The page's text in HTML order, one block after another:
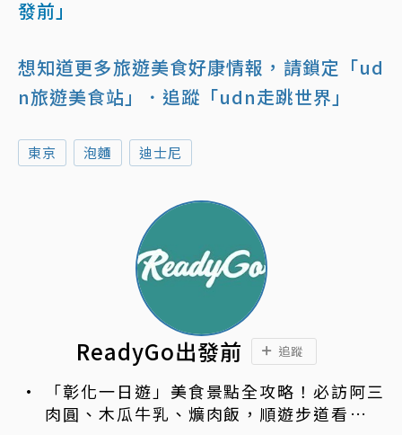
發前」
想知道更多旅遊美食好康情報，請鎖定「ud
n旅遊美食站」
．追蹤「udn走跳世界」
東京 泡麵 迪士尼
ReadyGo出發前 追蹤
「彰化一日遊」美食景點全攻略！必訪阿三
肉圓、木瓜牛乳、爌肉飯，順遊步道看夜景